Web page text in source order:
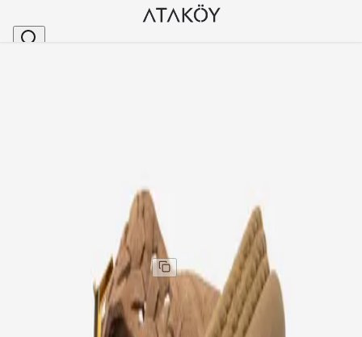
NR12SYDOR-641
Kadın Hakiki Deri Örgü Desenli Hasır Halat Tabanlı
Terlik Camel Süet
Kadın Hakiki Deri Örgü Desenli Hasır Halat Tabanlı